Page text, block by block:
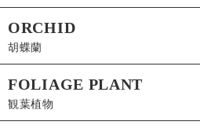
ORCHID
胡蝶蘭
FOLIAGE PLANT
観葉植物